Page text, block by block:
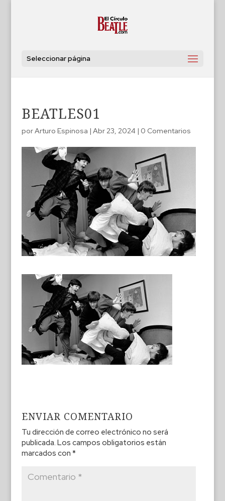
Seleccionar página
BEATLES01
porArturo Espinosa | Abr 23, 2024| 0 Comentarios
ENVIAR COMENTARIO
Tu dirección de correo electrónico no será
publicada. Los campos obligatorios están
marcados con *